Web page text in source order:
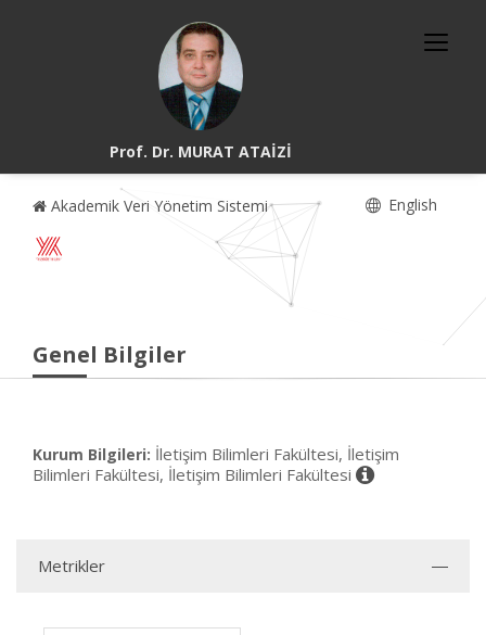
Prof. Dr. MURAT ATAİZİ
Akademik Veri Yönetim Sistemi English
Genel Bilgiler
Kurum Bilgileri: İletişim Bilimleri Fakültesi, İletişim
Bilimleri Fakültesi, İletişim Bilimleri Fakültesi
Metrikler